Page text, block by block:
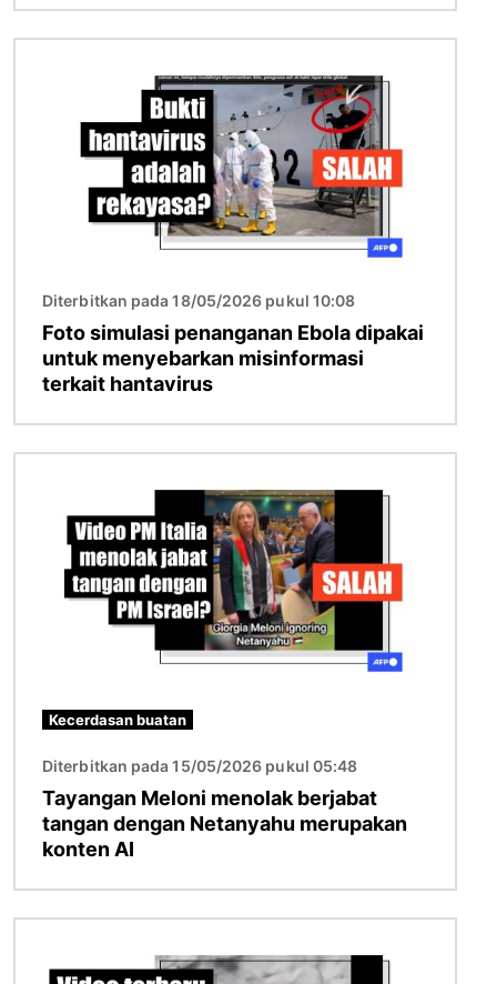
Diterbitkan pada 18/05/2026 pukul 10:08
Foto simulasi penanganan Ebola dipakai
untuk menyebarkan misinformasi
terkait hantavirus
Kecerdasan buatan
Diterbitkan pada 15/05/2026 pukul 05:48
Tayangan Meloni menolak berjabat
tangan dengan Netanyahu merupakan
konten AI